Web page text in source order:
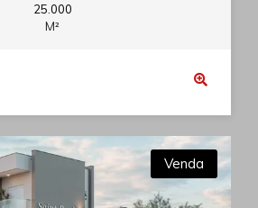
25.000
M²
Venda